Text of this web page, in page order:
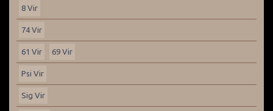
8 Vir
74 Vir
61 Vir 69 Vir
Psi Vir
Sig Vir